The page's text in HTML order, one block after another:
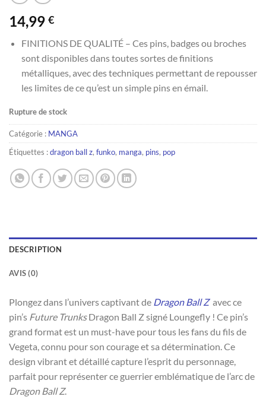
14,99 €
FINITIONS DE QUALITÉ – Ces pins, badges ou broches
sont disponibles dans toutes sortes de finitions
métalliques, avec des techniques permettant de repousser
les limites de ce qu’est un simple pins en émail.
Rupture de stock
Catégorie : MANGA
Étiquettes :dragon ball z, funko, manga, pins, pop
DESCRIPTION
AVIS (0)
Plongez dans l’univers captivant de Dragon Ball Zavec ce
pin’s Future TrunksDragon Ball Z signé Loungefly ! Ce pin’s
grand format est un must-have pour tous les fans du fils de
Vegeta, connu pour son courage et sa détermination. Ce
design vibrant et détaillé capture l’esprit du personnage,
parfait pour représenter ce guerrier emblématique de l’arc de
Dragon Ball Z.